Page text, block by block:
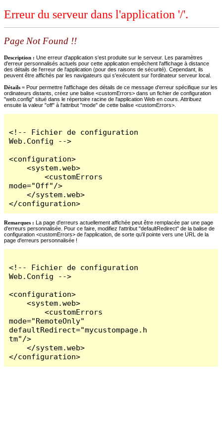
Erreur du serveur dans l'application '/'.
Page Not Found !!
Description : Une erreur d'application s'est produite sur le serveur. Les paramètres
d'erreur personnalisés actuels pour cette application empêchent l'affichage à distance
des détails de l'erreur de l'application (pour des raisons de sécurité). Cependant, ils
peuvent être affichés par les navigateurs qui s'exécutent sur l'ordinateur serveur local.
Détails = Pour permettre l'affichage des détails de ce message d'erreur spécifique sur les
ordinateurs distants, créez une balise <customErrors> dans un fichier de configuration
"web.config" situé dans le répertoire racine de l'application Web en cours. Attribuez
ensuite la valeur "off" à l'attribut "mode" de cette balise <customErrors>.
<!-- Fichier de configuration
Web.Config -->
<configuration>
    <system.web>
        <customErrors
mode="Off"/>
    </system.web>
</configuration>
Remarques : La page d'erreurs actuellement affichée peut être remplacée par une page
d'erreurs personnalisée. Pour ce faire, modifiez l'attribut "defaultRedirect" de la balise de
configuration <customErrors> de l'application, de sorte qu'il pointe vers une URL de la
page d'erreurs personnalisée !
<!-- Fichier de configuration
Web.Config -->
<configuration>
    <system.web>
        <customErrors
mode="RemoteOnly"
defaultRedirect="mycustompage.h
tm"/>
    </system.web>
</configuration>